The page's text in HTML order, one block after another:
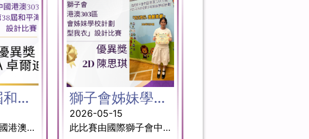
第三十八屆和平海報設計比賽
由國際獅子會中國港澳303區主辦、教育局公益少年團協辦的「第38屆和平海報設計比賽」，今年以「萬眾一心 Together As One」為主題，讓學生透過圖畫表達對和平的理解，啟發他們思考和平的意義。 本屆來自港澳地區參賽作品共400多幅，大會最後選出第一至第五名、20名優異獎及總監特選金、銀、銅三個獎項。 本校學生1A卓爾迪獲得優異獎。
獅子會姊妹學校計劃 ——「我型我衣設計比賽」
2026-05-15
此比賽由國際獅子會中國港澳303區主辦，今年主題為「四五同行．我創我能」，本校學生2D陳思琪在比賽當中獲得優異獎。